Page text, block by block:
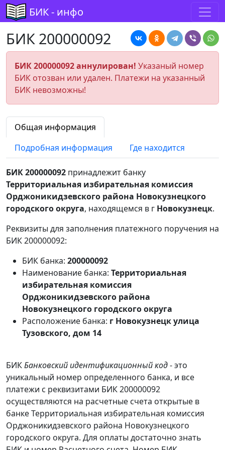
БИК - инфо
БИК 200000092
БИК 200000092 аннулирован! Указаный номер
БИК отозван или удален. Платежи на указанный
БИК невозможны!
Общая информация
Подробная информация
Где находится
БИК 200000092 принадлежит банку
Территориальная избирательная комиссия
Орджоникидзевского района Новокузнецкого
городского округа, находящемся в г Новокузнецк.
Реквизиты для заполнения платежного поручения на
БИК 200000092:
БИК банка: 200000092
Наименование банка: Территориальная
избирательная комиссия
Орджоникидзевского района
Новокузнецкого городского округа
Расположение банка: г Новокузнецк улица
Тузовского, дом 14
БИКБанковский идентификационный код- это
уникальный номер определенного банка, и все
платежи с реквизитами БИК 200000092
осуществляются на расчетные счета открытые в
банке Территориальная избирательная комиссия
Орджоникидзевского района Новокузнецкого
городского округа. Для оплаты достаточно знать